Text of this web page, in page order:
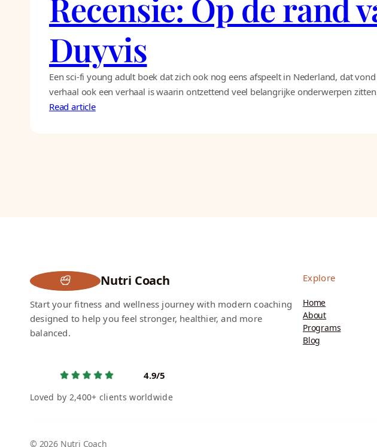
Recensie: Op de rand
Duyvis
Een sci-fi young adult boek dat zich ook nog eens afspeelt in Nederland, dat
verhaal ook een verhaal is waarin ontzettend veel belangrijke onderwerpen
Read article
Nutri Coach
Start your fitness and wellness journey with modern coaching
designed to help you feel stronger, healthier, and more
balanced.
4.9/5
Loved by 2,400+ clients worldwide
Explore
Home
About
Programs
Blog
© 2026 Nutri Coach